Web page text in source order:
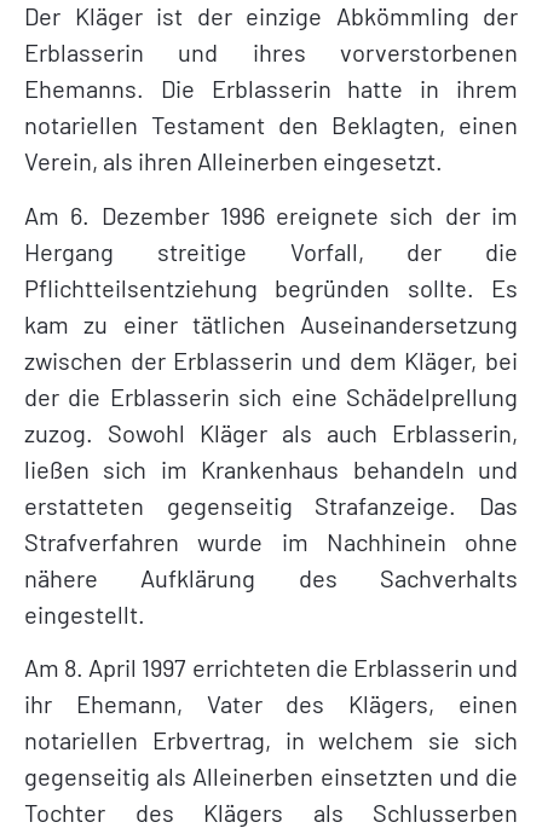
Der Kläger ist der einzige Abkömmling der
Erblasserin und ihres vorverstorbenen
Ehemanns. Die Erblasserin hatte in ihrem
notariellen Testament den Beklagten, einen
Verein, als ihren Alleinerben eingesetzt.
Am 6. Dezember 1996 ereignete sich der im
Hergang streitige Vorfall, der die
Pflichtteilsentziehung begründen sollte. Es
kam zu einer tätlichen Auseinandersetzung
zwischen der Erblasserin und dem Kläger, bei
der die Erblasserin sich eine Schädelprellung
zuzog. Sowohl Kläger als auch Erblasserin,
ließen sich im Krankenhaus behandeln und
erstatteten gegenseitig Strafanzeige. Das
Strafverfahren wurde im Nachhinein ohne
nähere Aufklärung des Sachverhalts
eingestellt.
Am 8. April 1997 errichteten die Erblasserin und
ihr Ehemann, Vater des Klägers, einen
notariellen Erbvertrag, in welchem sie sich
gegenseitig als Alleinerben einsetzten und die
Tochter des Klägers als Schlusserben